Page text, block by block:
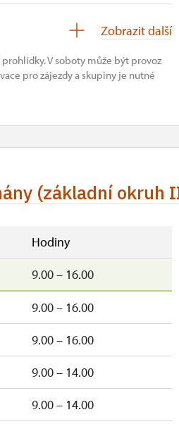
9.00 – 15.00
uzavřen
Zobrazit další
V soboty může být provoz
pro zájezdy a skupiny je nutné
(základní okruh
Hodiny
9.00 – 16.00
9.00 – 16.00
9.00 – 16.00
9.00 – 14.00
9.00 – 14.00